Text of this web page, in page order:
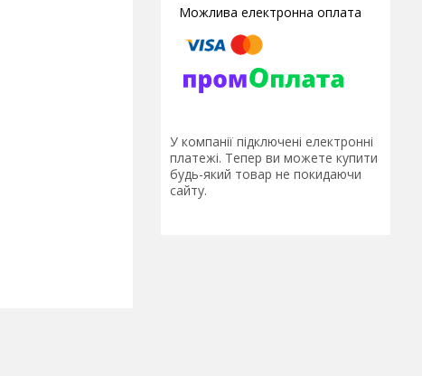
У компанії підключені електронні
платежі. Тепер ви можете купити
будь-який товар не покидаючи
сайту.